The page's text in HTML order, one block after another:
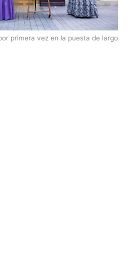
primera vez en la puesta de largo